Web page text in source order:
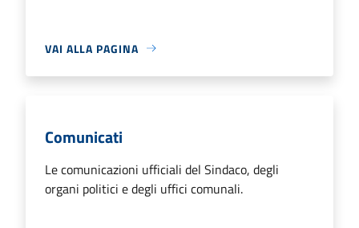
VAI ALLA PAGINA
Comunicati
Le comunicazioni ufficiali del Sindaco, degli
organi politici e degli uffici comunali.